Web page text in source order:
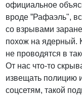
официальное
вроде ”Рафаэль",
со взрывами
похож на ядерный.
не проводятся в
От нас что-то
извещать полицию
соцсетям, такой